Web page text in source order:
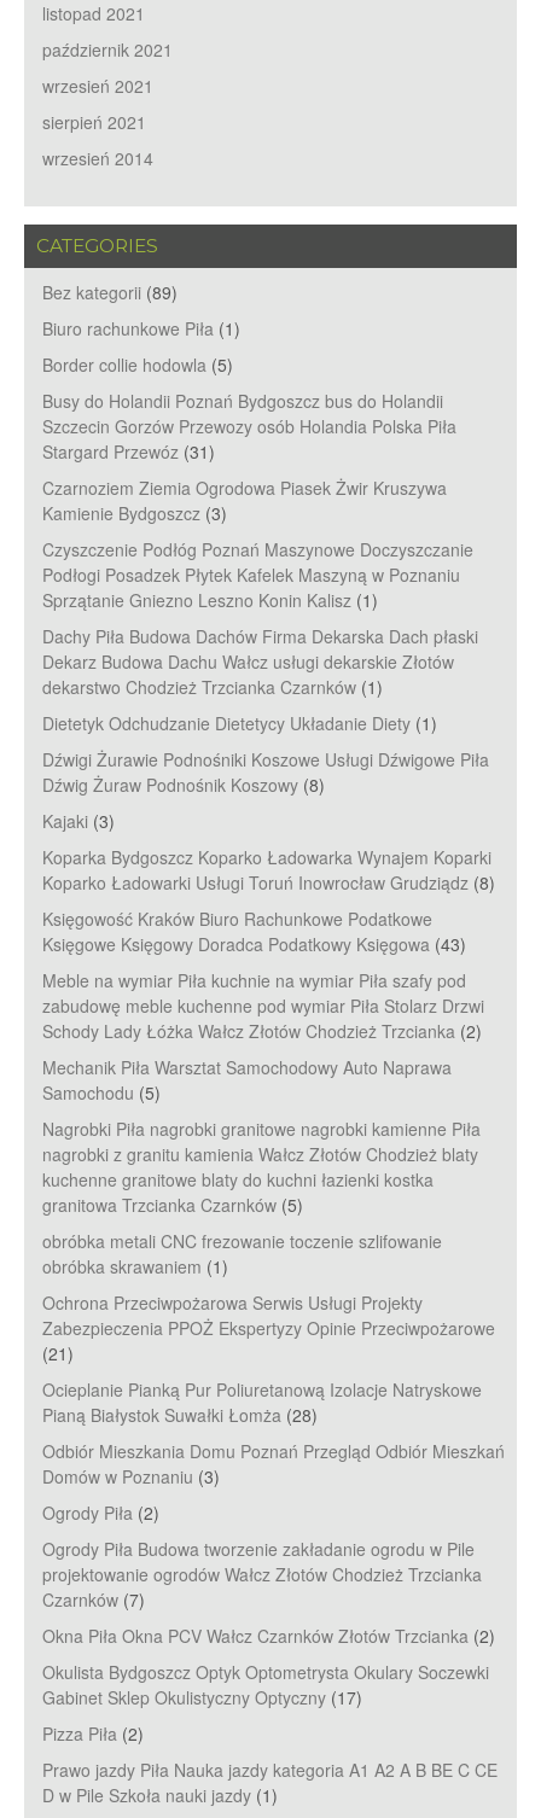
listopad 2021
październik 2021
wrzesień 2021
sierpień 2021
wrzesień 2014
CATEGORIES
Bez kategorii (89)
Biuro rachunkowe Piła (1)
Border collie hodowla (5)
Busy do Holandii Poznań Bydgoszcz bus do Holandii
Szczecin Gorzów Przewozy osób Holandia Polska Piła
Stargard Przewóz (31)
Czarnoziem Ziemia Ogrodowa Piasek Żwir Kruszywa
Kamienie Bydgoszcz (3)
Czyszczenie Podłóg Poznań Maszynowe Doczyszczanie
Podłogi Posadzek Płytek Kafelek Maszyną w Poznaniu
Sprzątanie Gniezno Leszno Konin Kalisz (1)
Dachy Piła Budowa Dachów Firma Dekarska Dach płaski
Dekarz Budowa Dachu Wałcz usługi dekarskie Złotów
dekarstwo Chodzież Trzcianka Czarnków (1)
Dietetyk Odchudzanie Dietetycy Układanie Diety (1)
Dźwigi Żurawie Podnośniki Koszowe Usługi Dźwigowe Piła
Dźwig Żuraw Podnośnik Koszowy (8)
Kajaki (3)
Koparka Bydgoszcz Koparko Ładowarka Wynajem Koparki
Koparko Ładowarki Usługi Toruń Inowrocław Grudziądz (8)
Księgowość Kraków Biuro Rachunkowe Podatkowe
Księgowe Księgowy Doradca Podatkowy Księgowa (43)
Meble na wymiar Piła kuchnie na wymiar Piła szafy pod
zabudowę meble kuchenne pod wymiar Piła Stolarz Drzwi
Schody Lady Łóżka Wałcz Złotów Chodzież Trzcianka (2)
Mechanik Piła Warsztat Samochodowy Auto Naprawa
Samochodu (5)
Nagrobki Piła nagrobki granitowe nagrobki kamienne Piła
nagrobki z granitu kamienia Wałcz Złotów Chodzież blaty
kuchenne granitowe blaty do kuchni łazienki kostka
granitowa Trzcianka Czarnków (5)
obróbka metali CNC frezowanie toczenie szlifowanie
obróbka skrawaniem (1)
Ochrona Przeciwpożarowa Serwis Usługi Projekty
Zabezpieczenia PPOŻ Ekspertyzy Opinie Przeciwpożarowe
(21)
Ocieplanie Pianką Pur Poliuretanową Izolacje Natryskowe
Pianą Białystok Suwałki Łomża (28)
Odbiór Mieszkania Domu Poznań Przegląd Odbiór Mieszkań
Domów w Poznaniu (3)
Ogrody Piła (2)
Ogrody Piła Budowa tworzenie zakładanie ogrodu w Pile
projektowanie ogrodów Wałcz Złotów Chodzież Trzcianka
Czarnków (7)
Okna Piła Okna PCV Wałcz Czarnków Złotów Trzcianka (2)
Okulista Bydgoszcz Optyk Optometrysta Okulary Soczewki
Gabinet Sklep Okulistyczny Optyczny (17)
Pizza Piła (2)
Prawo jazdy Piła Nauka jazdy kategoria A1 A2 A B BE C CE
D‎ w Pile Szkoła nauki jazdy (1)